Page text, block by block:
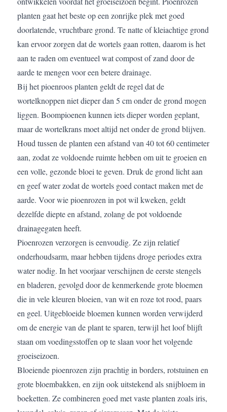
planten gaat het beste op een zonrijke plek met goed
doorlatende, vruchtbare grond. Te natte of kleiachtige grond
kan ervoor zorgen dat de wortels gaan rotten, daarom is het
aan te raden om eventueel wat compost of zand door de
aarde te mengen voor een betere drainage.
Bij het pioenroos planten geldt de regel dat de
wortelknoppen niet dieper dan 5 cm onder de grond mogen
liggen. Boompioenen kunnen iets dieper worden geplant,
maar de wortelkrans moet altijd net onder de grond blijven.
Houd tussen de planten een afstand van 40 tot 60 centimeter
aan, zodat ze voldoende ruimte hebben om uit te groeien en
een volle, gezonde bloei te geven. Druk de grond licht aan
en geef water zodat de wortels goed contact maken met de
aarde. Voor wie pioenrozen in pot wil kweken, geldt
dezelfde diepte en afstand, zolang de pot voldoende
drainagegaten heeft.
Pioenrozen verzorgen is eenvoudig. Ze zijn relatief
onderhoudsarm, maar hebben tijdens droge periodes extra
water nodig. In het voorjaar verschijnen de eerste stengels
en bladeren, gevolgd door de kenmerkende grote bloemen
die in vele kleuren bloeien, van wit en roze tot rood, paars
en geel. Uitgebloeide bloemen kunnen worden verwijderd
om de energie van de plant te sparen, terwijl het loof blijft
staan om voedingsstoffen op te slaan voor het volgende
groeiseizoen.
Bloeiende pioenrozen zijn prachtig in borders, rotstuinen en
grote bloembakken, en zijn ook uitstekend als snijbloem in
boeketten. Ze combineren goed met vaste planten zoals iris,